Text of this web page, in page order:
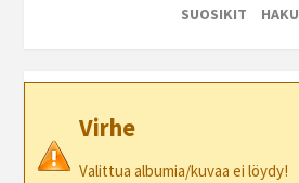
SUOSIKIT
HAKU
Virhe
Valittua albumia/kuvaa ei löydy!